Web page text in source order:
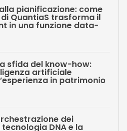
pianificazione: come
di QuantiaS trasforma il
in una funzione data-
sfida del know-how:
artificiale
in patrimonio
dei
DNA e la